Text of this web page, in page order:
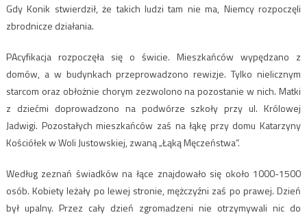
Gdy Konik stwierdził, że takich ludzi tam nie ma, Niemcy rozpoczęli
zbrodnicze działania.
PAcyfikacja rozpoczęła się o świcie. Mieszkańców wypędzano z
domów, a w budynkach przeprowadzono rewizje. Tylko nielicznym
starcom oraz obłożnie chorym zezwolono na pozostanie w nich. Matki
z dziećmi doprowadzono na podwórze szkoły przy ul. Królowej
Jadwigi. Pozostałych mieszkańców zaś na łąkę przy domu Katarzyny
Kościółek w Woli Justowskiej, zwaną „Łąką Męczeństwa”.
Według zeznań świadków na łące znajdowało się około 1000-1500
osób. Kobiety leżały po lewej stronie, mężczyźni zaś po prawej. Dzień
był upalny. Przez cały dzień zgromadzeni nie otrzymywali nic do